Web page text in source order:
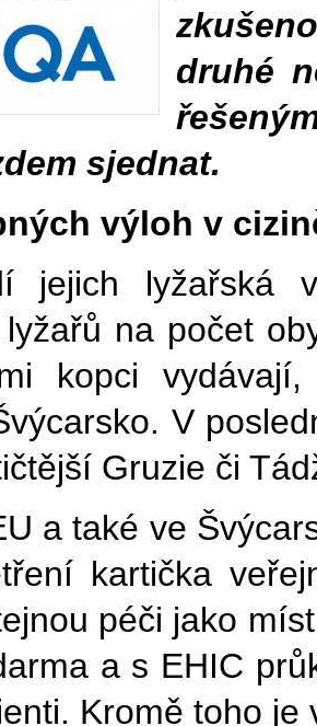
druhé
sjednat.
výloh v
jejich lyžařská
na počet
kopci
V
Gruzie či
a také ve
kartička
péči jako
a s EHIC
Kromě toho